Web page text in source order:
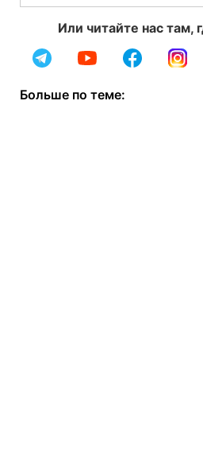
Или читайте нас там,
Больше по теме: